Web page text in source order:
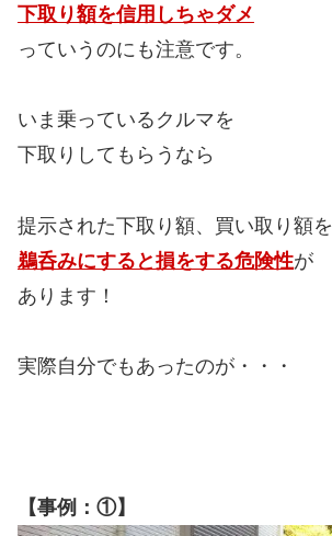
下取り額を信用しちゃダメ
っていうのにも注意です。
いま乗っているクルマを
下取りしてもらうなら
提示された下取り額、買い取り額を
鵜呑みにすると損をする危険性が
あります！
実際自分でもあったのが・・・
【事例：①】